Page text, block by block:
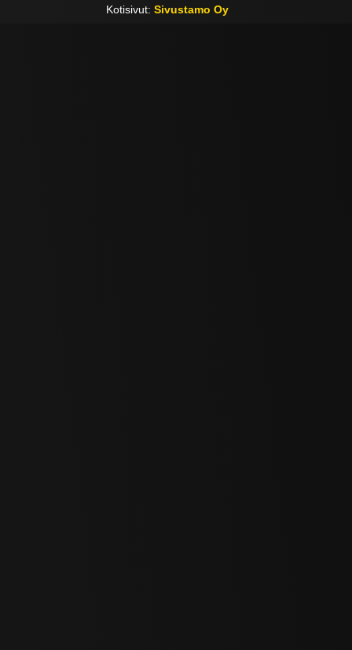
Kotisivut: Sivustamo Oy